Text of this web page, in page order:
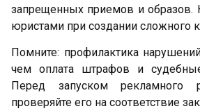
запрещенных приемов и образов.
юристами при создании сложного
Помните: профилактика
чем оплата штрафов и судебные
Перед запуском рекламного
проверяйте его на соответствие